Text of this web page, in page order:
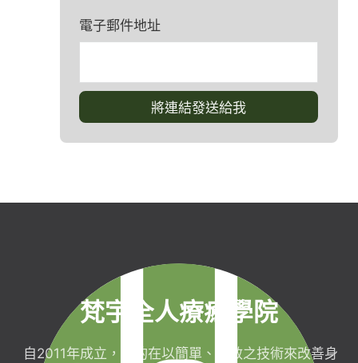
電子郵件地址
梵宇全人療癒學院
自2011年成立，目的在以簡單、有效之技術來改善身